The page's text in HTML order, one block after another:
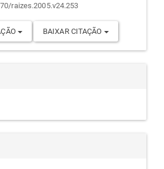
raizes.2005.v24.253
BAIXAR CITAÇÃO